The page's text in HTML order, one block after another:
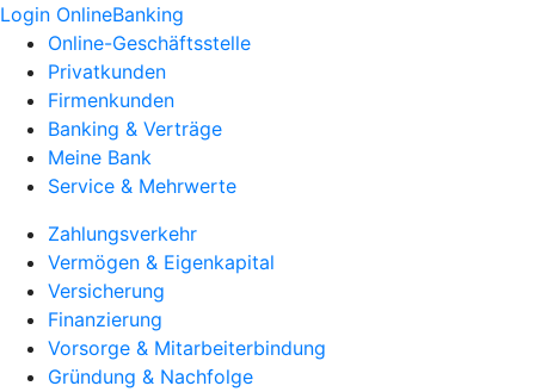
Login OnlineBanking
Online-Geschäftsstelle
Privatkunden
Firmenkunden
Banking & Verträge
Meine Bank
Service & Mehrwerte
Zahlungsverkehr
Vermögen & Eigenkapital
Versicherung
Finanzierung
Vorsorge & Mitarbeiterbindung
Gründung & Nachfolge